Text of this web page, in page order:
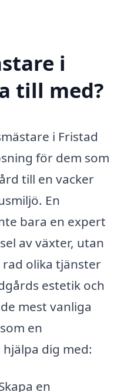
i
till med?
i Fristad
för dem som
till en vacker
En
bara en expert
av växter, utan
rad olika tjänster
estetik och
mest vanliga
en
dig med:
en